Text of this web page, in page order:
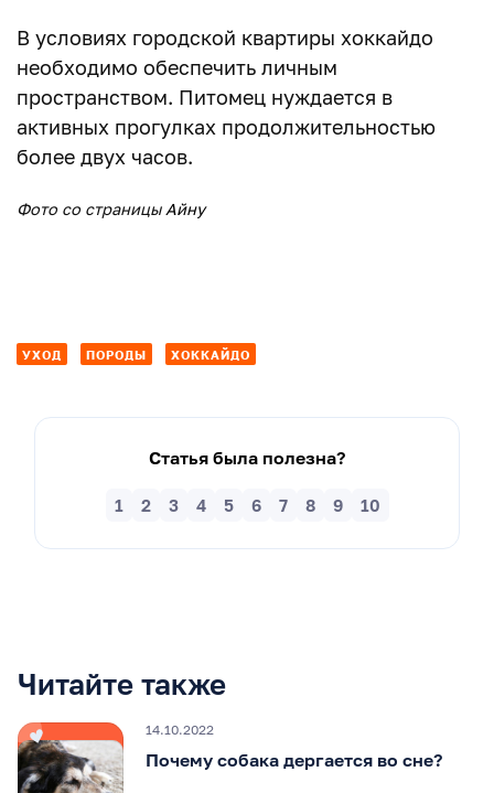
В условиях городской квартиры хоккайдо
необходимо обеспечить личным
пространством. Питомец нуждается в
активных прогулках продолжительностью
более двух часов.
Фото со страницы Айну
УХОД ПОРОДЫ ХОККАЙДО
Статья была полезна?
10
9
8
7
6
5
4
3
2
1
Читайте также
14.10.2022
Почему собака дергается во сне?